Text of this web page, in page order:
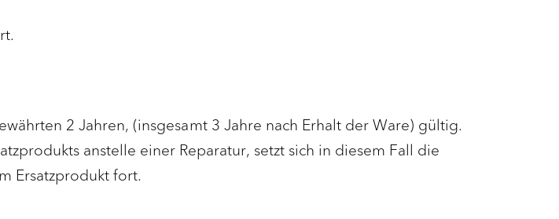
2 Jahren, (insgesamt 3 Jahre nach Erhalt der Ware) gültig.
anstelle einer Reparatur, setzt sich in diesem Fall die
Ersatzprodukt fort.